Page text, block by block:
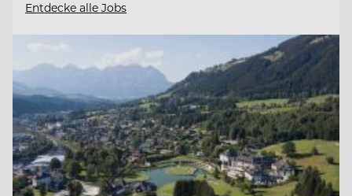
Entdecke alle Jobs